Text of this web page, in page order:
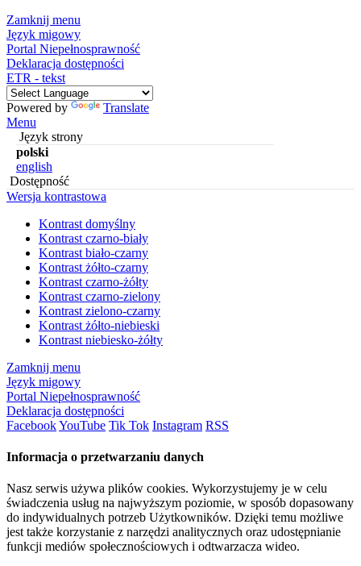
Zamknij menu
Język migowy
Portal Niepełnosprawność
Deklaracja dostępności
ETR - tekst
Powered by
Translate
Menu
Język strony
polski
english
Dostępność
Wersja kontrastowa
Kontrast domyślny
Kontrast czarno-biały
Kontrast biało-czarny
Kontrast żółto-czarny
Kontrast czarno-żółty
Kontrast czarno-zielony
Kontrast zielono-czarny
Kontrast żółto-niebieski
Kontrast niebiesko-żółty
Zamknij menu
Język migowy
Portal Niepełnosprawność
Deklaracja dostępności
FacebookYouTube Tik Tok Instagram RSS
Informacja o przetwarzaniu danych
Nasz serwis używa plików cookies. Wykorzystujemy je w celu
świadczenia usług na najwyższym poziomie, w sposób dopasowany
do indywidualnych potrzeb Użytkowników. Dzięki temu możliwe
jest także korzystanie z narzędzi analitycznych oraz udostępnianie
funkcji mediów społecznościowych i odtwarzacza wideo.